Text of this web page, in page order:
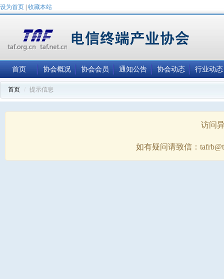
设为首页 收藏本站
首页 协会概况 协会会员 通知公告 协会动态 行业动态
首页 提示信息
访问
如有疑问请致信：